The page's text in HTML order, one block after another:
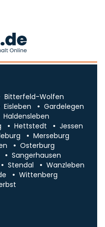
Bitterfeld-Wolfen
Eisleben
Gardelegen
Haldensleben
Hettstedt
Jessen
Merseburg
Osterburg
Sangerhausen
Stendal
Wanzleben
Wittenberg